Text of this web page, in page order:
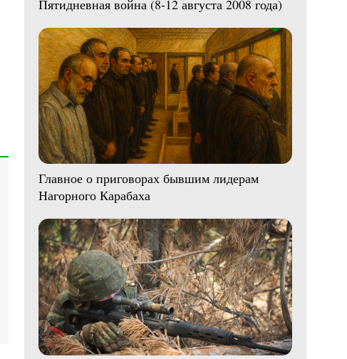
Пятидневная война (8-12 августа 2008 года)
Главное о приговорах бывшим лидерам
Нагорного Карабаха